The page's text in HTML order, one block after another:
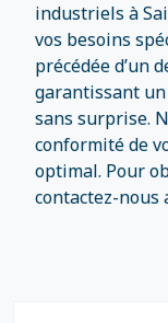
industriels à
vos besoins
précédée d’un
garantissant
sans surprise.
conformité de
optimal. Pour
contactez-nous